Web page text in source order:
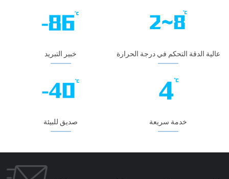
خبير التبريد عالية الدقة التحكم في درجة الحرارة
صديق للبيئة خدمة سريعة